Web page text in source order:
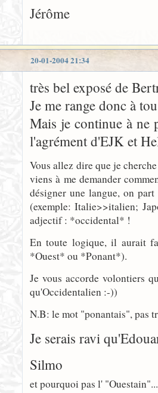
Jérôme
20-01-2004 21:34
très bel exposé de
Je me range donc à
Mais je continue à ne
l'agrément d'EJK et
Vous allez dire que je
viens à me demander
désigner une langue, on
(exemple: Italie>>italien;
adjectif : *occidental* !
En toute logique, il aurait
*Ouest* ou *Ponant*).
Je vous accorde volontiers
qu'Occidentalien :-))
N.B: le mot "ponantais", pas
Je serais ravi
Silmo
et pourquoi pas l'